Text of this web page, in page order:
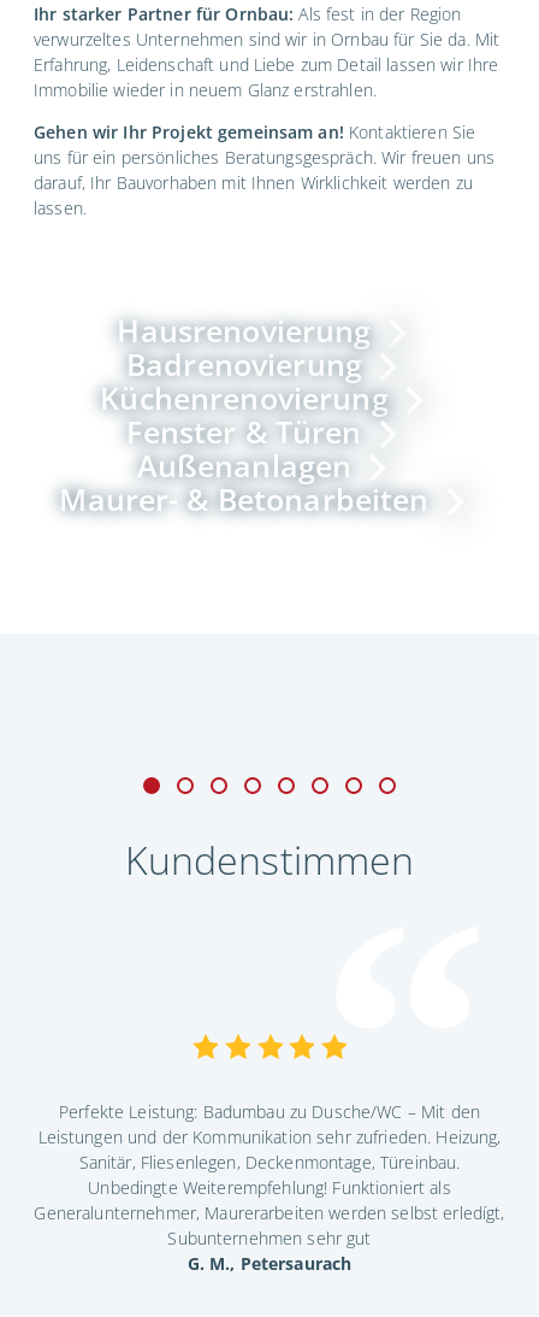
Ihr starker Partner für Ornbau: Als fest in der Region
verwurzeltes Unternehmen sind wir in Ornbau für Sie da. Mit
Erfahrung, Leidenschaft und Liebe zum Detail lassen wir Ihre
Immobilie wieder in neuem Glanz erstrahlen.
Gehen wir Ihr Projekt gemeinsam an! Kontaktieren Sie
uns für ein persönliches Beratungsgespräch. Wir freuen uns
darauf, Ihr Bauvorhaben mit Ihnen Wirklichkeit werden zu
lassen.
Hausrenovierung
Badrenovierung
Küchenrenovierung
Fenster & Türen
Außenanlagen
Maurer- & Betonarbeiten
Kundenstimmen
Perfekte Leistung: Badumbau zu Dusche/WC – Mit den
Leistungen und der Kommunikation sehr zufrieden. Heizung,
Sanitär, Fliesenlegen, Deckenmontage, Türeinbau.
Unbedingte Weiterempfehlung! Funktioniert als
Generalunternehmer, Maurerarbeiten werden selbst erledígt,
Subunternehmen sehr gut
G. M., Petersaurach